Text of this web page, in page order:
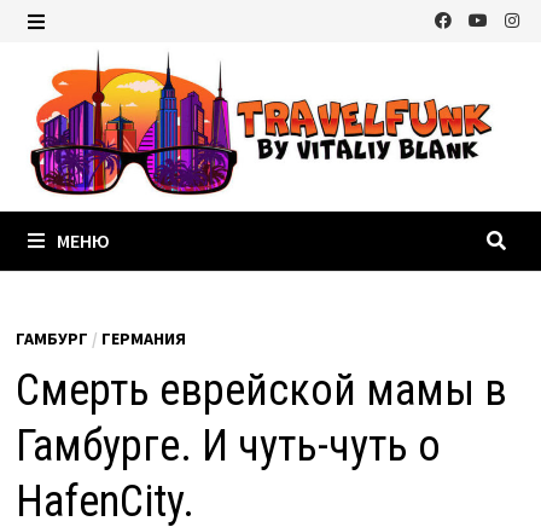
Перейти
содержимому
МЕНЮ
ГАМБУРГ / ГЕРМАНИЯ
Смерть еврейской мамы в
Гамбурге. И чуть-чуть о
HafenCity.